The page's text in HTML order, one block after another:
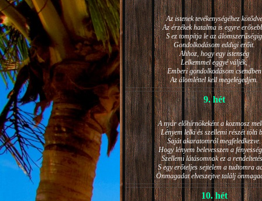
Az istenek tevékenységéhez kötődve
Az érzékek hatalma is egyre
S ez tompítja le az álomszerűségig
Gondolkodásom eddigi erőit.
Ahhoz, hogy egy istenség
Lelkemmel eggyé váljék,
Emberi gondolkodásom csendben
Az álomléttel kell megelégedjen.
9. hét
A nyár előhírnökeként a kozmosz
Lényem lelki és szellemi részét tölti
Saját akaratomról megfeledkezve.
Hogy lényem belevesszen a
Szellemi látásomnak ez a
S egy erőteljes sejtelem a tudtomra
Önmagadat elveszejtve találj
10. hét